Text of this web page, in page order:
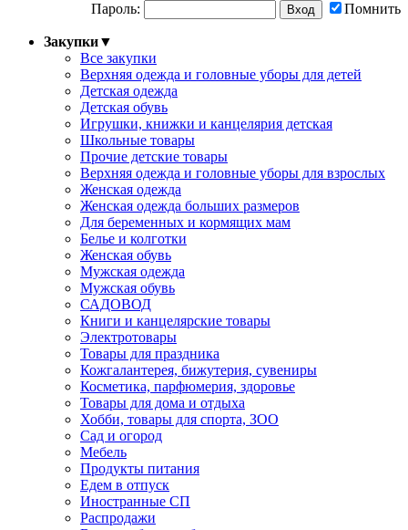
Пароль:
Помнить
Закупки▼
Все закупки
Верхняя одежда и головные уборы для детей
Детская одежда
Детская обувь
Игрушки, книжки и канцелярия детская
Школьные товары
Прочие детские товары
Верхняя одежда и головные уборы для взрослых
Женская одежда
Женская одежда больших размеров
Для беременных и кормящих мам
Белье и колготки
Женская обувь
Мужская одежда
Мужская обувь
САДОВОД
Книги и канцелярские товары
Электротовары
Товары для праздника
Кожгалантерея, бижутерия, сувениры
Косметика, парфюмерия, здоровье
Товары для дома и отдыха
Хобби, товары для спорта, ЗОО
Сад и огород
Мебель
Продукты питания
Едем в отпуск
Иностранные СП
Распродажи